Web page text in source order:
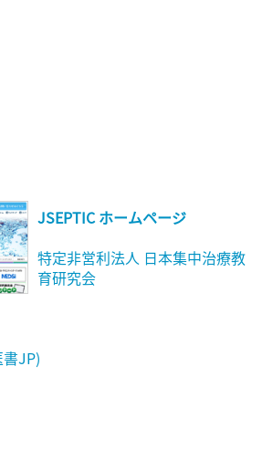
JSEPTIC ホームページ
特定非営利法人 日本集中治療教
育研究会
JP)